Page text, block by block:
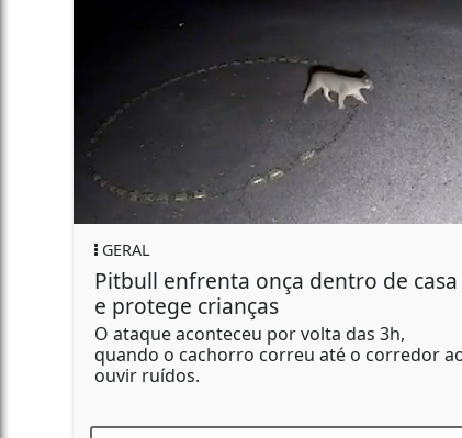
GERAL
Pitbull enfrenta onça dentro de casa
e protege crianças
O ataque aconteceu por volta das 3h,
quando o cachorro correu até o corredor ao
ouvir ruídos.